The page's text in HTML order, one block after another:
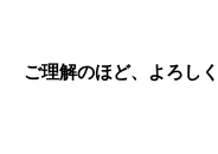
ご理解のほど、よろし